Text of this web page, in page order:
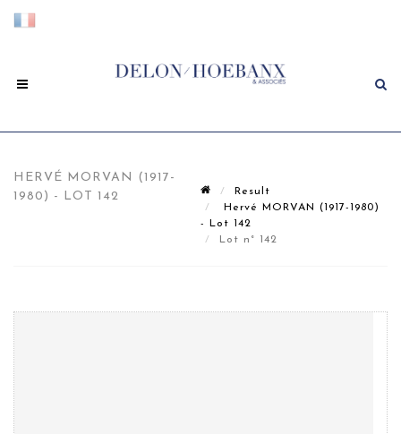
HERVÉ MORVAN (1917-
1980) - LOT 142
Result
Hervé MORVAN (1917-1980)
- Lot 142
Lot n° 142